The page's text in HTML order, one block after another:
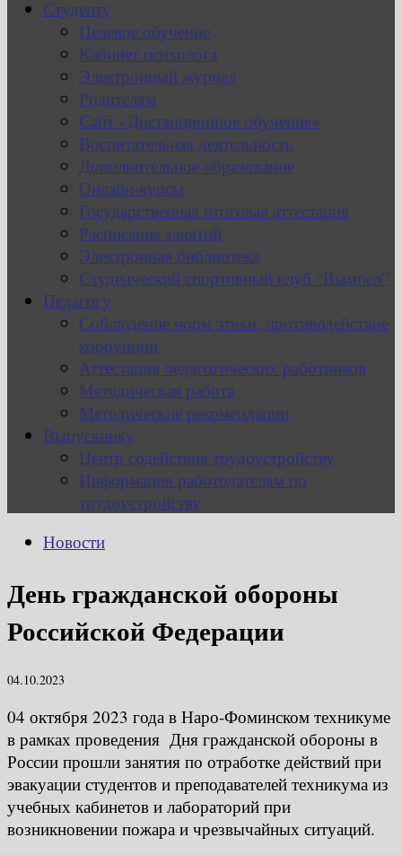
Студенту
Целевое обучение
Кабинет психолога
Электронный журнал
Родителям
Сайт «Дистанционное обучение»
Воспитательная деятельность
Дополнительное образование
Онлайн-курсы
Государственная итоговая аттестация
Расписание занятий
Электронная библиотека
Студенческий спортивный клуб “Вымпел”
Педагогу
Соблюдение норм этики, противодействие
коррупции
Аттестация педагогических работников
Методическая работа
Методические рекомендации
Выпускнику
Центр содействия трудоустройству
Информация работодателям по
трудоустройству
Новости
День гражданской обороны
Российской Федерации
04.10.2023
04 октября 2023 года в Наро-Фоминском техникуме
в рамках проведения Дня гражданской обороны в
России прошли занятия по отработке действий при
эвакуации студентов и преподавателей техникума из
учебных кабинетов и лабораторий при
возникновении пожара и чрезвычайных ситуаций.